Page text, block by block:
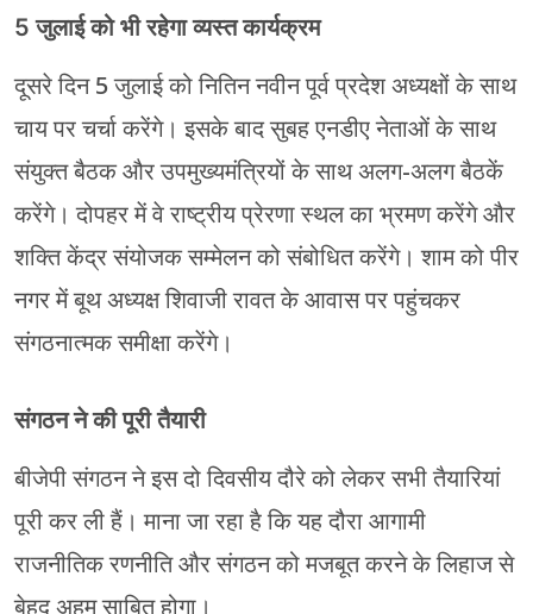
5 जुलाई को भी रहेगा व्यस्त कार्यक्रम
दूसरे दिन 5 जुलाई को नितिन नवीन पूर्व प्रदेश अध्यक्षों के साथ
चाय पर चर्चा करेंगे। इसके बाद सुबह एनडीए नेताओं के साथ
संयुक्त बैठक और उपमुख्यमंत्रियों के साथ अलग-अलग बैठकें
करेंगे। दोपहर में वे राष्ट्रीय प्रेरणा स्थल का भ्रमण करेंगे और
शक्ति केंद्र संयोजक सम्मेलन को संबोधित करेंगे। शाम को पीर
नगर में बूथ अध्यक्ष शिवाजी रावत के आवास पर पहुंचकर
संगठनात्मक समीक्षा करेंगे।
संगठन ने की पूरी तैयारी
बीजेपी संगठन ने इस दो दिवसीय दौरे को लेकर सभी तैयारियां
पूरी कर ली हैं। माना जा रहा है कि यह दौरा आगामी
राजनीतिक रणनीति और संगठन को मजबूत करने के लिहाज से
बेहद अहम साबित होगा।